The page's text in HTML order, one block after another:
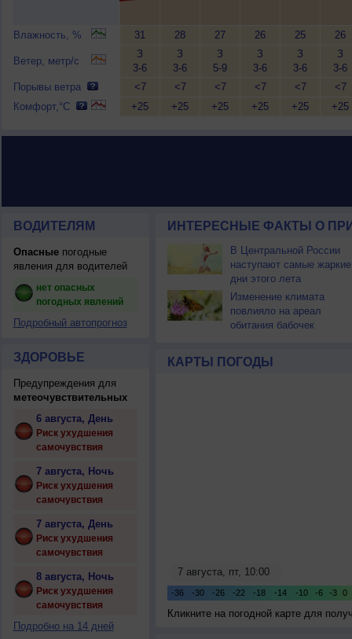
Влажность, %
Ветер, метр/с
Порывы ветра
Комфорт,°C
31
З
3-6
<7
+25
28
З
3-6
<7
+25
27
З
5-9
<7
+25
26
З
3-6
<7
+25
25
З
3-6
<7
+25
26
З
3-6
<7
+25
ВОДИТЕЛЯМ
Опасныепогодные
явления для водителей
нет опасных
погодных явлений
Подробный автопрогноз
ЗДОРОВЬЕ
Предупреждения для
метеочувствительных
6 августа, День
Риск ухудшения
самочувствия
7 августа, Ночь
Риск ухудшения
самочувствия
7 августа, День
Риск ухудшения
самочувствия
8 августа, Ночь
Риск ухудшения
самочувствия
Подробно на 14 дней
ИНТЕРЕСНЫЕ ФАКТЫ О
В Центральной России
наступают самые жаркие
дни этого лета
Изменение климата
повлияло на ареал
обитания бабочек
КАРТЫ ПОГОДЫ
Кликните на погодной карте для